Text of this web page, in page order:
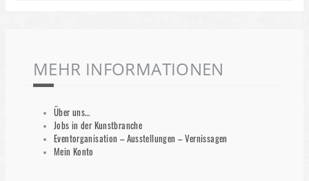
MEHR INFORMATIONEN
Über uns…
Jobs in der Kunstbranche
Eventorganisation – Ausstellungen – Vernissagen
Mein Konto